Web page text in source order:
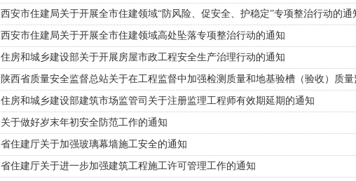
1 2 3 4 5
西安市住建局关于开展全市住建领域“防风险、促安全、护稳定”专项整治行动的通
西安市住建局关于开展全市住建领域高处坠落专项整治行动的通知
住房和城乡建设部关于开展房屋市政工程安全生产治理行动的通知
陕西省质量安全监督总站关于在工程监督中加强检测质量和地基验槽（验收）质
住房和城乡建设部建筑市场监管司关于注册监理工程师有效期延期的通知
关于做好岁末年初安全防范工作的通知
省住建厅关于加强玻璃幕墙施工安全的通知
省住建厅关于进一步加强建筑工程施工许可管理工作的通知